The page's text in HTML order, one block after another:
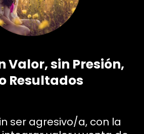
Valor, sin Presión,
Resultados
ser agresivo/a, con la